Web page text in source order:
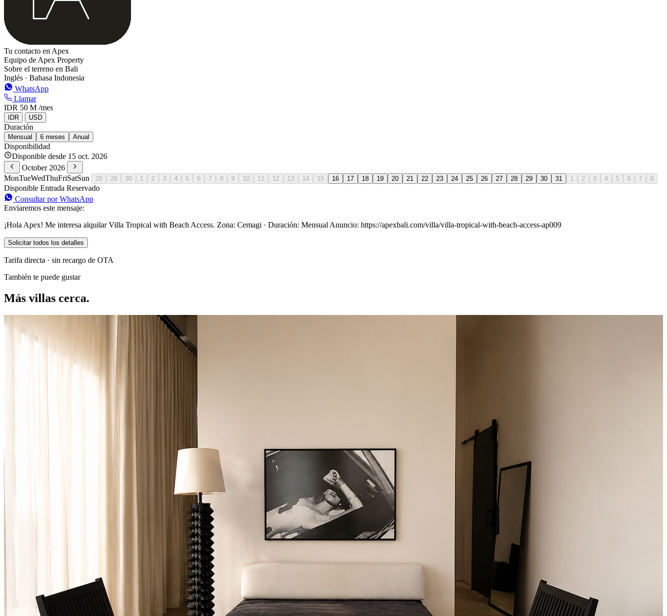
Tu contacto en Apex
Equipo de Apex Property
Sobre el terreno en Bali
Inglés · Bahasa Indonesia
WhatsApp
Llamar
IDR 50 M /mes
IDR USD
Duración
Mensual 6 meses Anual
Disponibilidad
Disponible desde 15 oct. 2026
October 2026
MonTueWedThuFriSatSun 28 29 30 1 2 3 4 5 6 7 8 9 10 11 12 13 14 15 16 17 18 19 20 21 22 23 24 25 26 27 28 29 30 31 1 2 3 4 5 6 7 8
Disponible Entrada Reservado
Consultar por WhatsApp
Enviaremos este mensaje:
¡Hola Apex! Me interesa alquilar Villa Tropical with Beach Access. Zona: Cemagi · Duración: Mensual Anuncio: https://apexbali.com/villa/villa-tropical-with-beach-access-ap009
Solicitar todos los detalles
Tarifa directa · sin recargo de OTA
También te puede gustar
Más villas cerca.